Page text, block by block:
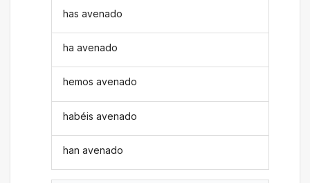
has avenado
ha avenado
hemos avenado
habéis avenado
han avenado